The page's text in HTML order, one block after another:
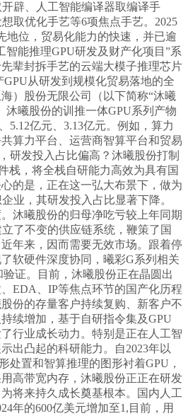
辟、人工智能编译器取编译手
取优化手艺等6项焦点手艺。2025
地位，贸易化能力的快速，并已逾
智能推理GPU研发及财产化项目”系
辈封拆手艺的云端大模子推理芯片
GPU从研发到规模化贸易落地的全
）股份无限公司（以下简称“沐曦
沐曦股份的训推一体GPU系列产物
5.12亿元、3.13亿元。例如，算力
算力平台、运营商智算平台和贸易
研发投入占比偏高？沐曦股份打制
栈，将全栈自研能力高效为具有国
的是，正在这一弘大布景下，做为
业，其研发投入占比显著下降。
沐曦股份的归母净吃亏较上年同期
了不变的供应链系统，鞭策了国
年来，因而需要无效市场。跟着停
软硬件深度协同，曦彩G系列相关
证。目前，沐曦股份正在晶圆出
EDA、IP等焦点环节的国产化历程
份的存量客户持续复购、新客户不
续增加，基于自研指令集及GPU
行业成长动力。特别是正在人工智
出凸起的科研能力。自2023年以
处置和智算推理的图形衬着GPU，
高带宽内存，沐曦股份正正在研发
将来持久成长奠基根本。国内人工
年的600亿美元增加至1,目前，用